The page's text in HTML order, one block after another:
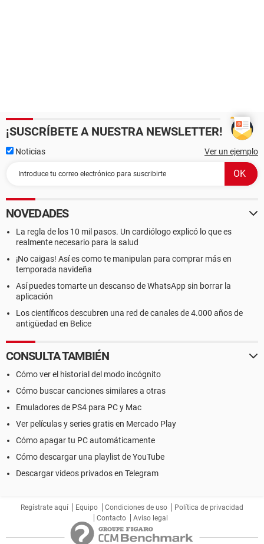
¡SUSCRÍBETE A NUESTRA NEWSLETTER!
Noticias Ver un ejemplo
NOVEDADES
La regla de los 10 mil pasos. Un cardiólogo explicó lo que es
realmente necesario para la salud
¡No caigas! Así es como te manipulan para comprar más en
temporada navideña
Así puedes tomarte un descanso de WhatsApp sin borrar la
aplicación
Los científicos descubren una red de canales de 4.000 años de
antigüedad en Belice
CONSULTA TAMBIÉN
Cómo ver el historial del modo incógnito
Cómo buscar canciones similares a otras
Emuladores de PS4 para PC y Mac
Ver películas y series gratis en Mercado Play
Cómo apagar tu PC automáticamente
Cómo descargar una playlist de YouTube
Descargar videos privados en Telegram
Regístrate aquí Equipo Condiciones de uso
Política de privacidad
Contacto
Aviso legal